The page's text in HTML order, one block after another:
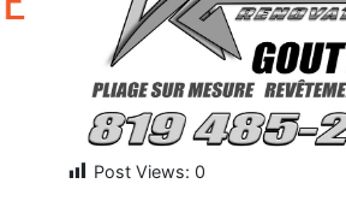
Post Views: 0